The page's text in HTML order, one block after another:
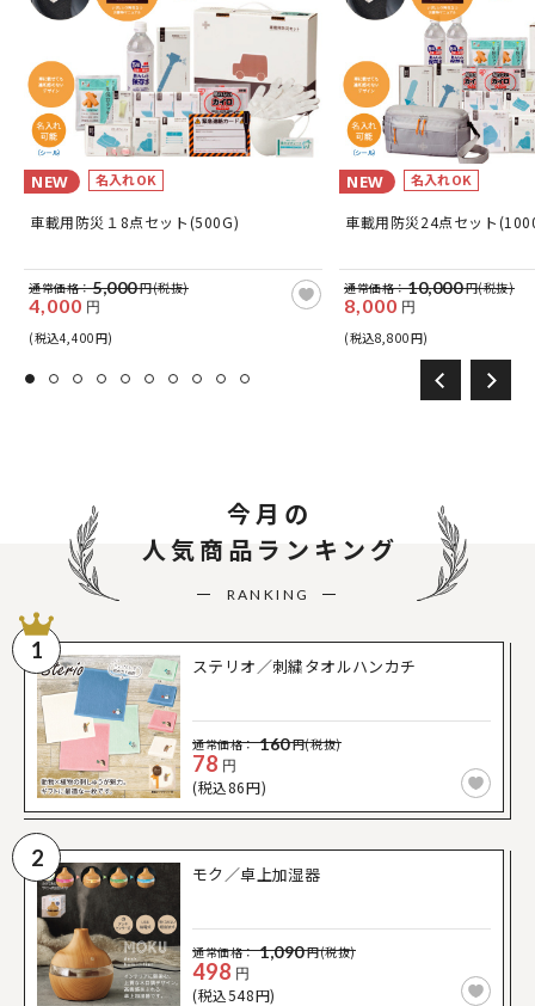
NEW 名入れOK
車載用防災１8点セット(500G)
通常価格：5,000円(税抜)
4,000 円
(税込4,400円)
NEW 名入れOK
車載用防災24点セット
通常価格：10,000円(税抜)
8,000 円
(税込8,800円)
今月の
人気商品ランキング
RANKING
1
ステリオ／刺繍タオルハンカチ
通常価格： 160円(税抜)
78 円
(税込86円)
2
モク／卓上加湿器
通常価格： 1,090円(税抜)
498 円
(税込548円)